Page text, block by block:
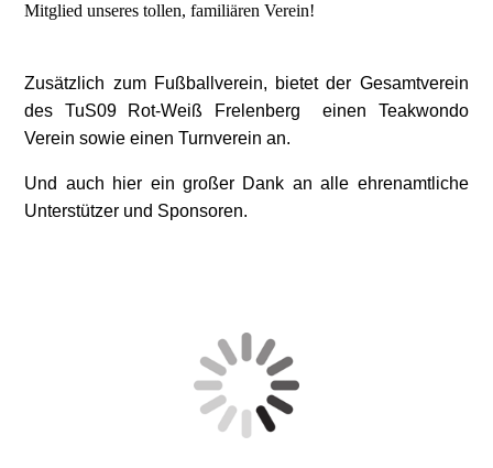
Mitglied unseres tollen, familiären Verein!
Zusätzlich zum Fußballverein, bietet der Gesamtverein
des TuS09 Rot-Weiß Frelenberg einen Teakwondo
Verein sowie einen Turnverein an.
Und auch hier ein großer Dank an alle ehrenamtliche
Unterstützer und Sponsoren.